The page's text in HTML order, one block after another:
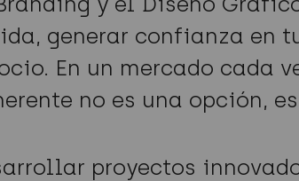
generar confianza en
En un mercado cada
no es una opción,
proyectos